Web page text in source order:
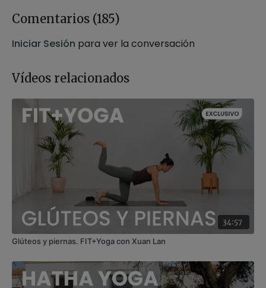
Intensidad:2-3
bloque opcional
Enfoque:flexibilidad
sana
Comentarios (185)
Iniciar Sesión para ver la conversación
Vídeos relacionados
34:57
Glúteos y piernas. FIT+Yoga con Xuan Lan